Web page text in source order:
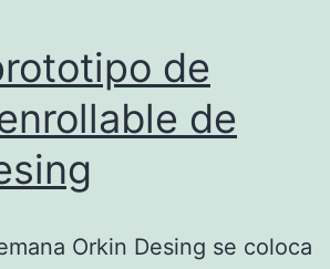
de
de
Orkin Desing se coloca